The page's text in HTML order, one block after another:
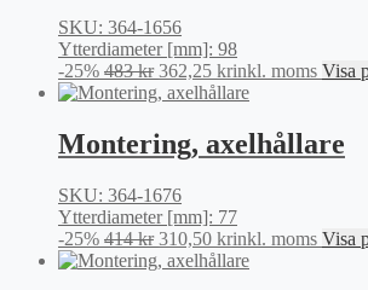
SKU: 364-1656
Ytterdiameter [mm]: 98
-25% 483kr Det
ursprungliga
var:
483 kr.
362,25 krDet
nuvarande
är:
362,25 kr.
inkl. moms Visa
Montering, axelhållare
SKU: 364-1676
Ytterdiameter [mm]: 77
-25% 414kr Det
ursprungliga
310,50 krDet
nuvarande
inkl. moms Visa